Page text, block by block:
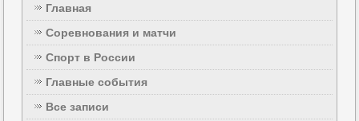
Главная
Соревнования и матчи
Спорт в России
Главные события
Все записи